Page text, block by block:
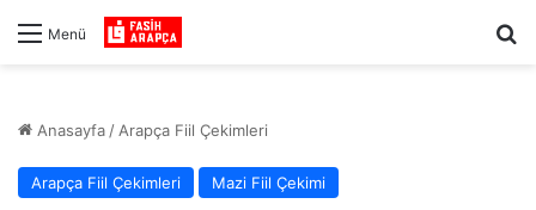
Menü
Anasayfa / Arapça Fiil Çekimleri
Arapça Fiil Çekimleri Mazi Fiil Çekimi